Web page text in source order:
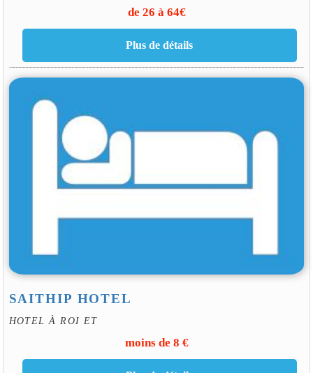
de 26 à 64€
SAITHIP HOTEL
HOTEL À ROI ET
moins de 8 €